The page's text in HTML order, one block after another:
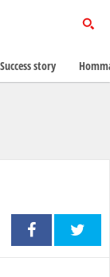
Success story